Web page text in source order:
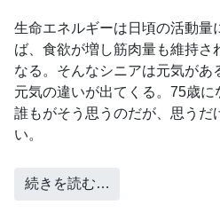
生命エネルギーは日頃の活動量
ば、食欲が増し筋肉量も維持さ
なる。そんなシニアは元気があ
元気の違いが出てくる。75歳に
誰もがそう思うのだが、思うだ
い。
続きを読む…